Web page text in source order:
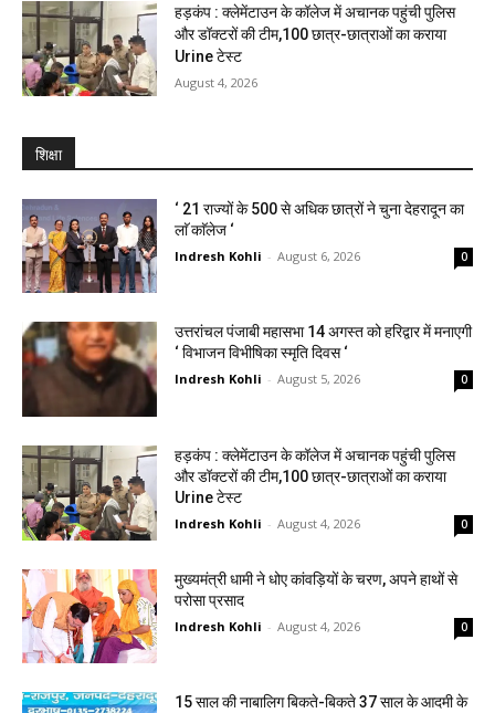
हड़कंप : क्लेमेंटाउन के कॉलेज में अचानक पहुंची पुलिस
और डॉक्टरों की टीम,100 छात्र-छात्राओं का कराया
Urine टेस्ट
August 4, 2026
शिक्षा
‘ 21 राज्यों के 500 से अधिक छात्रों ने चुना देहरादून का
लाॅ काॅलेज ‘
Indresh Kohli - August 6, 2026 0
उत्तरांचल पंजाबी महासभा 14 अगस्त को हरिद्वार में मनाएगी
‘ विभाजन विभीषिका स्मृति दिवस ‘
Indresh Kohli - August 5, 2026 0
हड़कंप : क्लेमेंटाउन के कॉलेज में अचानक पहुंची पुलिस
और डॉक्टरों की टीम,100 छात्र-छात्राओं का कराया
Urine टेस्ट
Indresh Kohli - August 4, 2026 0
मुख्यमंत्री धामी ने धोए कांवड़ियों के चरण, अपने हाथों से
परोसा प्रसाद
Indresh Kohli - August 4, 2026 0
15 साल की नाबालिग बिकते-बिकते 37 साल के आदमी के